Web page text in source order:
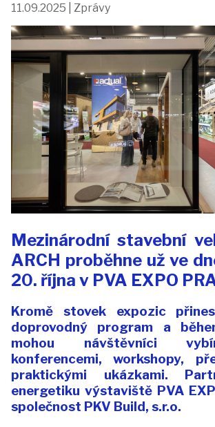
Kontakt
11.09.2025 | Zprávy
Mezinárodní stavební
ARCH proběhne už ve
20. října v PVA EXPO
Kromě stovek expozic
doprovodný program a
mohou návštěvníci
konferencemi, workshopy,
praktickými ukázkami.
energetiku výstaviště PVA
společnost PKV Build, s.r.o.